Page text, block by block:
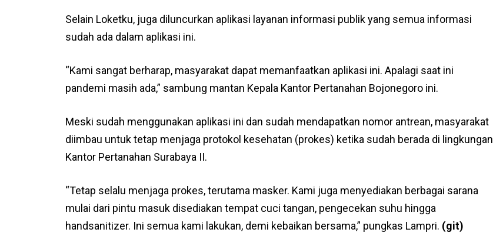
Selain Loketku, juga diluncurkan aplikasi layanan informasi publik yang semua informasi
sudah ada dalam aplikasi ini.
“Kami sangat berharap, masyarakat dapat memanfaatkan aplikasi ini. Apalagi saat ini
pandemi masih ada,” sambung mantan Kepala Kantor Pertanahan Bojonegoro ini.
Meski sudah menggunakan aplikasi ini dan sudah mendapatkan nomor antrean, masyarakat
diimbau untuk tetap menjaga protokol kesehatan (prokes) ketika sudah berada di lingkungan
Kantor Pertanahan Surabaya II.
“Tetap selalu menjaga prokes, terutama masker. Kami juga menyediakan berbagai sarana
mulai dari pintu masuk disediakan tempat cuci tangan, pengecekan suhu hingga
handsanitizer. Ini semua kami lakukan, demi kebaikan bersama,” pungkas Lampri. (git)